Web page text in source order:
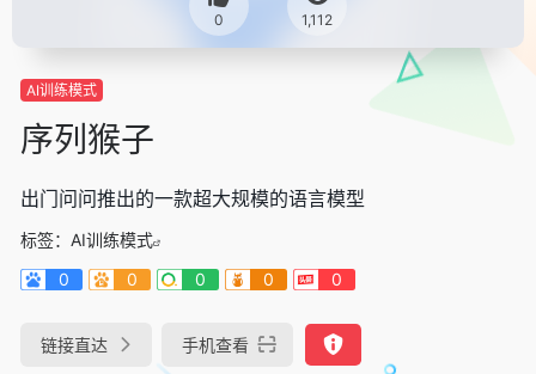
0 1,112
AI训练模式
序列猴子
出门问问推出的一款超大规模的语言模型
标签： AI训练模式
0
0 0 0 0
链接直达 手机查看